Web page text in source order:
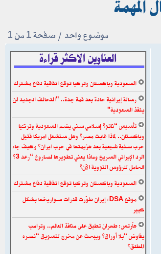
موضوع واحد • صفحة1من1
العناوين الاكثر قراءة
السعودية وباكستان وتركيا توقع اتفاقية دفاع مشترك
رسالة إيرانية حادة بعد قمة جدة.. "التحالف الجديد لن
ينقذ السعودية"
تأسيس “ناتو” إسلامي سني يضم السعودية وتركيا
وباكستان.. لماذا غابت مصر؟ وهل ستشعل امريكا فتيل
حرب سنية شيعية بعد هزيمتها في حرب ايران؟ وكيف جاء
الرد الإيراني السريع وماذا يعني تطويرها لصاروخ “رعد 3”
الحامل للرؤوس النووية الآن؟
السعودية وباكستان وتركيا توقع اتفاقية دفاع مشترك
موقع DSA: إيران طوّرت قدرات صواريخها بشكل
كبير
هآرتس: طهران تطبق على منافذ العالم.. وترامب
يفاوض “بلا أوراق” ويبحث عن مخرج لتسويق “نصره
المطلق”